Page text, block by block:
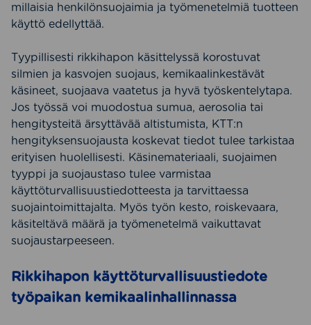
millaisia henkilönsuojaimia ja työmenetelmiä tuotteen
käyttö edellyttää.
Tyypillisesti rikkihapon käsittelyssä korostuvat
silmien ja kasvojen suojaus, kemikaalinkestävät
käsineet, suojaava vaatetus ja hyvä työskentelytapa.
Jos työssä voi muodostua sumua, aerosolia tai
hengitysteitä ärsyttävää altistumista, KTT:n
hengityksensuojausta koskevat tiedot tulee tarkistaa
erityisen huolellisesti. Käsinemateriaali, suojaimen
tyyppi ja suojaustaso tulee varmistaa
käyttöturvallisuustiedotteesta ja tarvittaessa
suojaintoimittajalta. Myös työn kesto, roiskevaara,
käsiteltävä määrä ja työmenetelmä vaikuttavat
suojaustarpeeseen.
Rikkihapon käyttöturvallisuustiedote
työpaikan kemikaalinhallinnassa